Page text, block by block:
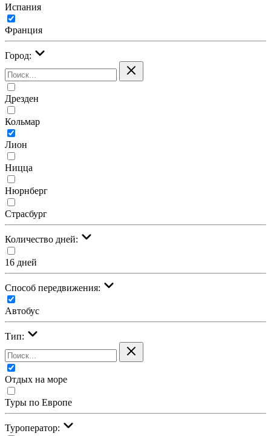
Испания
Франция
Город:
Дрезден
Кольмар
Лион
Ницца
Нюрнберг
Страсбург
Количество дней:
16 дней
Cпособ передвижения:
Автобус
Тип:
Отдых на море
Туры по Европе
Туроператор: